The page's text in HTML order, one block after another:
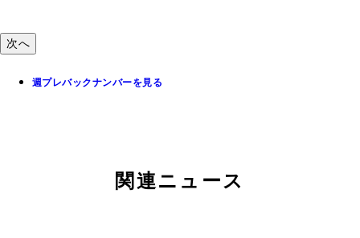
次へ
週プレバックナンバーを見る
関連ニュース